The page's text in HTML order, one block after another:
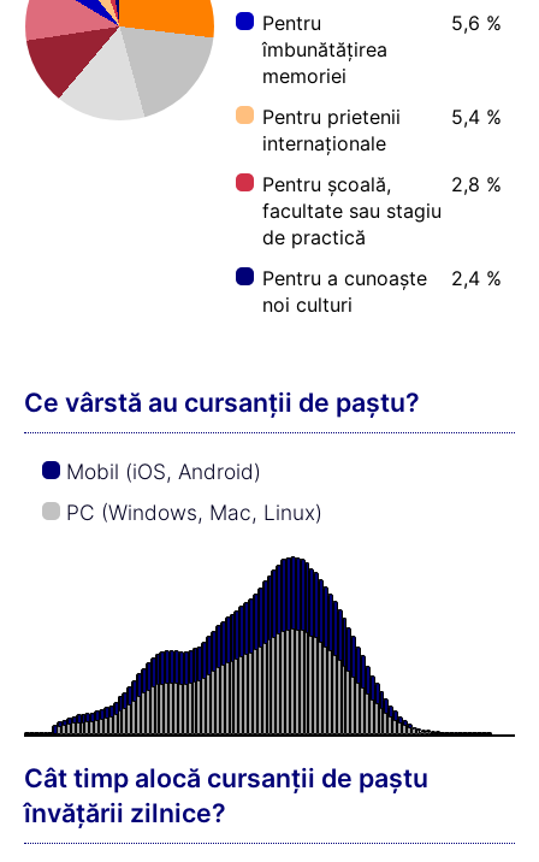
Pentru
îmbunătățirea
memoriei
5,6 %
Pentru prietenii
internaționale
5,4 %
Pentru școală,
facultate sau stagiu
de practică
2,8 %
Pentru a cunoaște
noi culturi
2,4 %
Ce vârstă au cursanții de paștu?
Mobil (iOS, Android)
PC (Windows, Mac, Linux)
Cât timp alocă cursanții de paștu
învățării zilnice?